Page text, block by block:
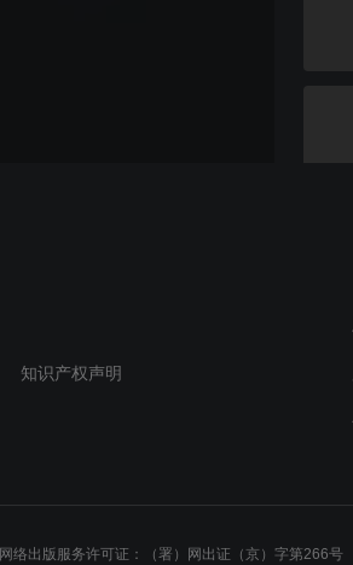
知识产权声明
网络出版服务许可证：（署）网出证（京）字第266号